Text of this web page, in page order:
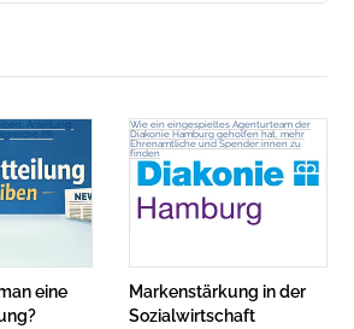
Anleitung,
PR
eine
Wie ein eingespieltes Agenturteam der
Diakonie Hamburg geholfen hat, mehr
Ehrenamtliche und Spender:innen zu
finden
Markenstärkung in der
Sozialwirtschaft